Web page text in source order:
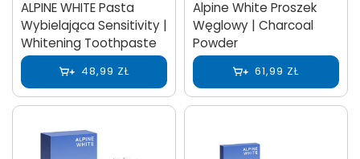
ALPINE WHITE Pasta
Wybielająca Sensitivity |
Whitening Toothpaste
48,99 ZŁ
Alpine White Proszek
Węglowy | Charcoal
Powder
61,99 ZŁ